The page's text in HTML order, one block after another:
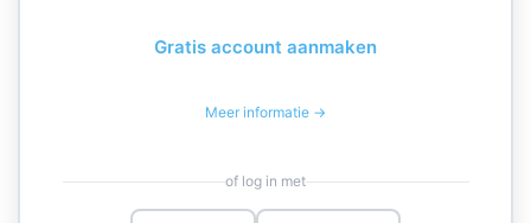
Gratis account aanmaken
Meer informatie →
of log in met